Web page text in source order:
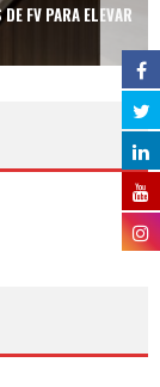
FV PARA ELEVAR